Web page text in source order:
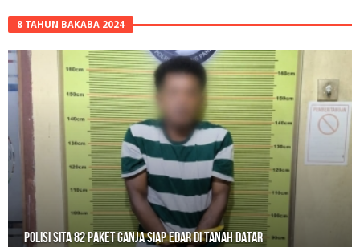
8 TAHUN BAKABA 2024
RPL Prodi HTN UIN Mahmud Yunus Batusangkar Diminati Polri, TNI,
hingga Wali Nagari